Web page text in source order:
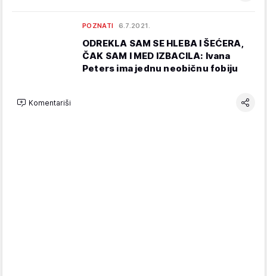
POZNATI 6.7.2021.
ODREKLA SAM SE HLEBA I ŠEĆERA,
ČAK SAM I MED IZBACILA: Ivana
Peters ima jednu neobičnu fobiju
Komentariši